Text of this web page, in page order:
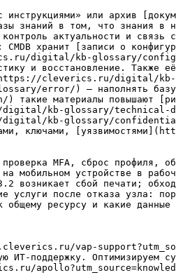
с инструкциями» или
в том, что знания в ней
актуальности и связь с
CMDB хранит [записи
digital/kb-glossary/
и восстановление.
cleverics.ru/digital/
error/) — наполнять базу
материалы повышают
kb-glossary/technical-
digital/kb-glossary/
ключами,
MFA, сброс профиля,
мобильном устройстве в
возникает сбой печати;
услуги после отказа узла:
ресурсу и какие данные
vap-
ИТ-поддержку. Оптимизируем